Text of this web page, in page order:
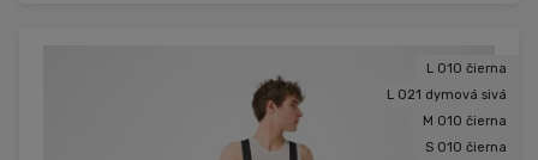
L 010 čierna
L 021 dymová sivá
M 010 čierna
S 010 čierna